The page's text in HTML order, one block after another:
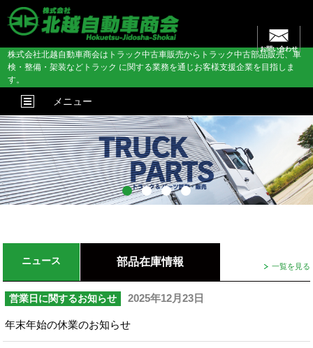
お問い合わせ
株式会社北越自動車商会はトラック中古車販売からトラック中古部品販売、車
検・整備・架装などトラック に関する業務を通じお客様支援企業を目指しま
す。
メニュー
ニュース 部品在庫情報 一覧を見る
営業日に関するお知らせ 2025年12月23日
年末年始の休業のお知らせ